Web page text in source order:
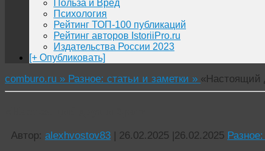
Польза и Вред
Психология
Рейтинг ТОП-100 публикаций
Рейтинг авторов IstoriiPro.ru
Издательства России 2023
[+ Опубликовать]
comburo.ru » Разное: статьи и заметки » «Настоящий
Автор: alexhvostov83 | 26.02.2025 |26.02.2025